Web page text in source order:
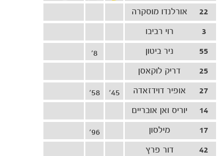
הרכבים
גלריה
22
אורלנדו מוסקרה
3
רוי רביבו
55
ניר ביטון
8'
25
דריק לוקאסן
27
אופיר דוידזאדה 58'
45'
14
יוריס ואן אובריים
17
מילסון
96'
42
דור פרץ